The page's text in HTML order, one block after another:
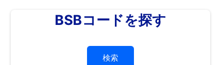
BSBコードを探す
検索